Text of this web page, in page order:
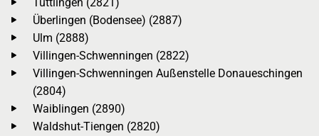
Überlingen (Bodensee) (2887)
Ulm (2888)
Villingen-Schwenningen (2822)
Villingen-Schwenningen Außenstelle Donaueschingen
(2804)
Waiblingen (2890)
Waldshut-Tiengen (2820)